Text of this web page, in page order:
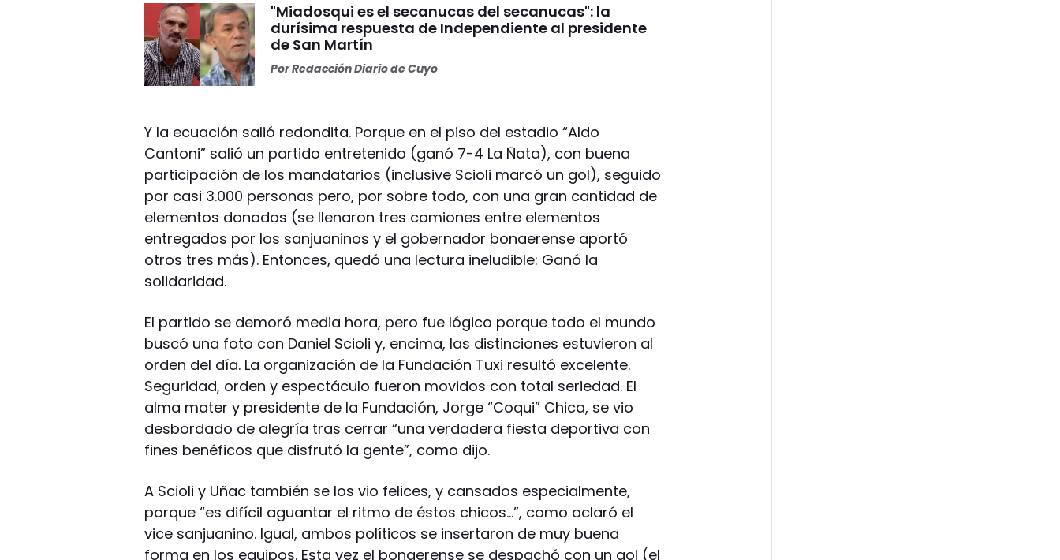
"Miadosqui es el secanucas del secanucas": la
durísima respuesta de Independiente al presidente
de San Martín
PorRedacción Diario de Cuyo
Y la ecuación salió redondita. Porque en el piso del estadio “Aldo
Cantoni” salió un partido entretenido (ganó 7-4 La Ñata), con buena
participación de los mandatarios (inclusive Scioli marcó un gol), seguido
por casi 3.000 personas pero, por sobre todo, con una gran cantidad de
elementos donados (se llenaron tres camiones entre elementos
entregados por los sanjuaninos y el gobernador bonaerense aportó
otros tres más). Entonces, quedó una lectura ineludible: Ganó la
solidaridad.
El partido se demoró media hora, pero fue lógico porque todo el mundo
buscó una foto con Daniel Scioli y, encima, las distinciones estuvieron al
orden del día. La organización de la Fundación Tuxi resultó excelente.
Seguridad, orden y espectáculo fueron movidos con total seriedad. El
alma mater y presidente de la Fundación, Jorge “Coqui” Chica, se vio
desbordado de alegría tras cerrar “una verdadera fiesta deportiva con
fines benéficos que disfrutó la gente”, como dijo.
A Scioli y Uñac también se los vio felices, y cansados especialmente,
porque “es difícil aguantar el ritmo de éstos chicos…”, como aclaró el
vice sanjuanino. Igual, ambos políticos se insertaron de muy buena
forma en los equipos. Esta vez el bonaerense se despachó con un gol (el